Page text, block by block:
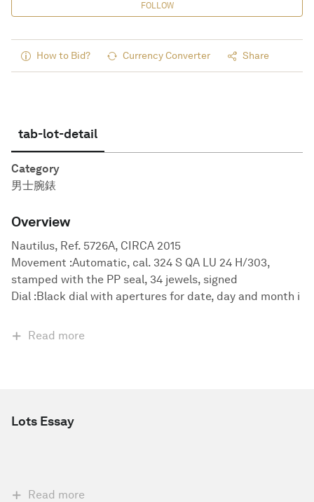
FOLLOW
How to Bid? Currency Converter Share
tab-lot-detail
Category
男士腕錶
Overview
Nautilus, Ref. 5726A, CIRCA 2015
Movement :Automatic, cal. 324 S QA LU 24 H/303,
stamped with the PP seal, 34 jewels, signed
Dial :Black dial with apertures for date, day and month i
Read more
Lots Essay
Read more